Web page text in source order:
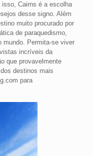
isso, Cairns é a escolha
desse signo. Além
muito procurado por
de paraquedismo,
mundo. Permita-se viver
incríveis da
que provavelmente
destinos mais
para